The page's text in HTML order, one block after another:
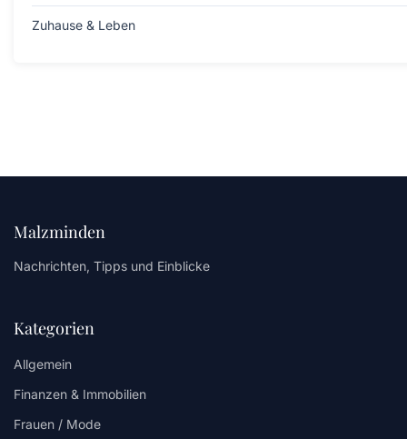
Zuhause & Leben
Malzminden
Nachrichten, Tipps und Einblicke
Kategorien
Allgemein
Finanzen & Immobilien
Frauen / Mode